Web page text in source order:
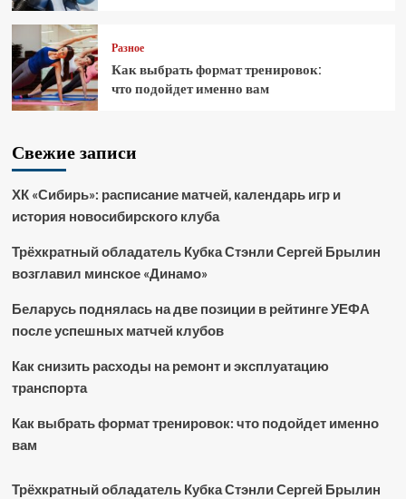
Разное
Как выбрать формат тренировок:
что подойдет именно вам
Свежие записи
ХК «Сибирь»: расписание матчей, календарь игр и
история новосибирского клуба
Трёхкратный обладатель Кубка Стэнли Сергей Брылин
возглавил минское «Динамо»
Беларусь поднялась на две позиции в рейтинге УЕФА
после успешных матчей клубов
Как снизить расходы на ремонт и эксплуатацию
транспорта
Как выбрать формат тренировок: что подойдет именно
вам
Трёхкратный обладатель Кубка Стэнли Сергей Брылин